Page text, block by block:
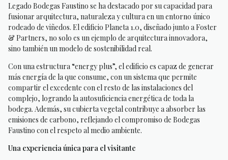
Legado Bodegas Faustino se ha destacado por su capacidad para
fusionar arquitectura, naturaleza y cultura en un entorno único
rodeado de viñedos. El edificio Planeta 1.0, diseñado junto a Foster
& Partners, no solo es un ejemplo de arquitectura innovadora,
sino también un modelo de sostenibilidad real.
Con una estructura “energy plus”, el edificio es capaz de generar
más energía de la que consume, con un sistema que permite
compartir el excedente con el resto de las instalaciones del
complejo, logrando la autosuficiencia energética de toda la
bodega. Además, su cubierta vegetal contribuye a absorber las
emisiones de carbono, reflejando el compromiso de Bodegas
Faustino con el respeto al medio ambiente.
Una experiencia única para el visitante